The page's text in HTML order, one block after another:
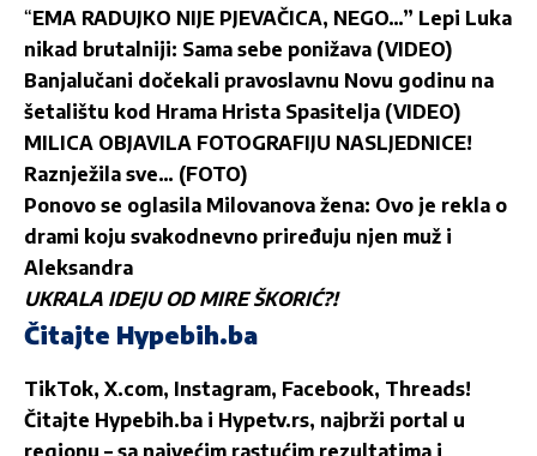
“EMA RADUJKO NIJE PJEVAČICA, NEGO…” Lepi Luka
nikad brutalniji: Sama sebe ponižava (VIDEO)
Banjalučani dočekali pravoslavnu Novu godinu na
šetalištu kod Hrama Hrista Spasitelja (VIDEO)
MILICA OBJAVILA FOTOGRAFIJU NASLJEDNICE!
Raznježila sve… (FOTO)
Ponovo se oglasila Milovanova žena: Ovo je rekla o
drami koju svakodnevno priređuju njen muž i
Aleksandra
UKRALA IDEJU OD MIRE ŠKORIĆ?!
Čitajte Hypebih.ba
TikTok, X.com, Instagram, Facebook, Threads!
Čitajte Hypebih.ba i Hypetv.rs, najbrži portal u
regionu – sa najvećim rastućim rezultatima i